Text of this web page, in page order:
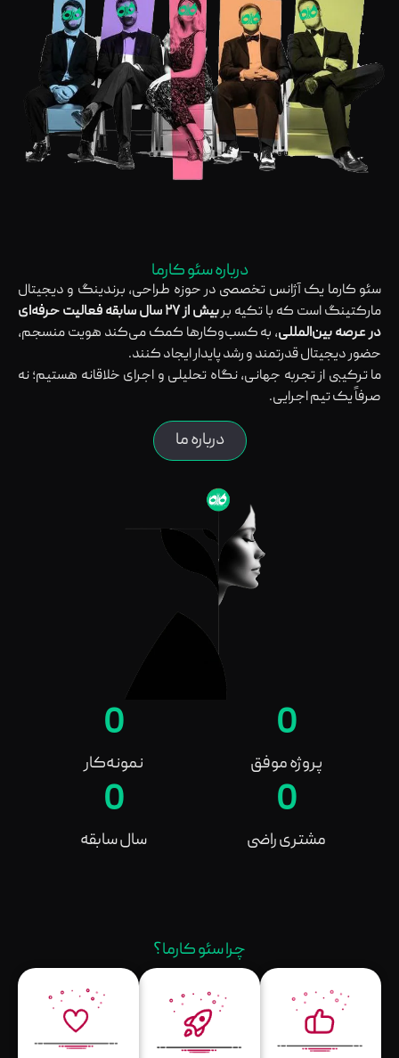
درباره سئو کارما
سئو کارما یک آژانس تخصصی در حوزه طراحی، برندینگ و دیجیتال
مارکتینگ است که با تکیه بر
بیش از ۲۷ سال سابقه فعالیت حرفه‌ای
در عرصه بین‌المللی، به کسب‌وکارها کمک می‌کند هویت منسجم،
حضور دیجیتال قدرتمند و رشد پایدار ایجاد کنند.
ما ترکیبی از تجربه جهانی، نگاه تحلیلی و اجرای خلاقانه هستیم؛ نه
صرفاً یک تیم اجرایی.
درباره ما
پروژه موفق
0
نمونه‌کار
0
مشتری راضی
0
سال سابقه
0
چرا سئو کارما؟